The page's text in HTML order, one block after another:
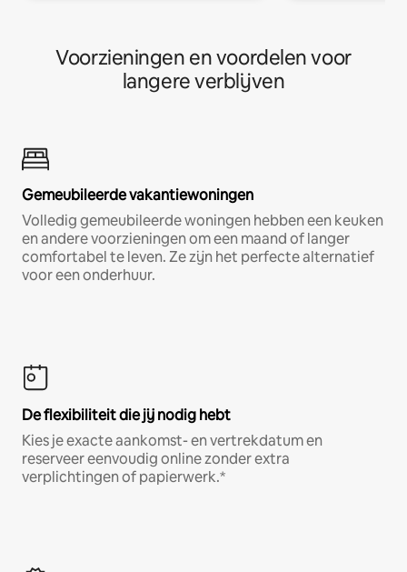
Voorzieningen en voordelen voor
langere verblijven
Gemeubileerde vakantiewoningen
Volledig gemeubileerde woningen hebben een keuken
en andere voorzieningen om een maand of langer
comfortabel te leven. Ze zijn het perfecte alternatief
voor een onderhuur.
De flexibiliteit die jij nodig hebt
Kies je exacte aankomst- en vertrekdatum en
reserveer eenvoudig online zonder extra
verplichtingen of papierwerk.*